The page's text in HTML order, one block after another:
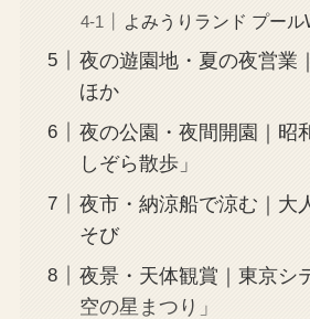
よみうりランド プール
夜の遊園地・夏の夜営業
ほか
夜の公園・夜間開園｜昭
しぞら散歩」
夜市・納涼船で涼む｜大
そび
夜景・天体観賞｜東京シ
空の星まつり」